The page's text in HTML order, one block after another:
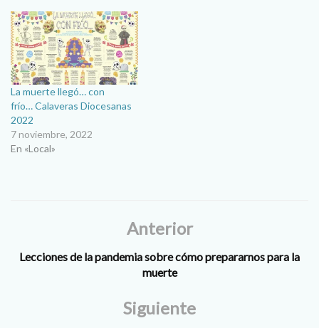
La muerte llegó… con
frío… Calaveras Diocesanas
2022
7 noviembre, 2022
En «Local»
Anterior
Lecciones de la pandemia sobre cómo prepararnos para la
muerte
Siguiente